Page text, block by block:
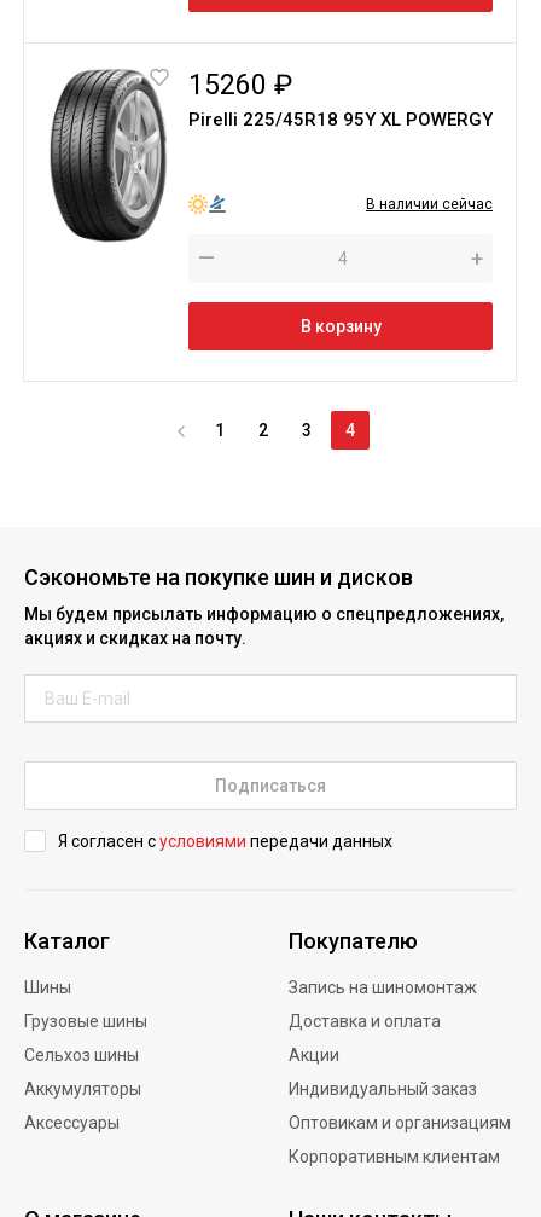
15260 ₽
Pirelli 225/45R18 95Y XL POWERGY
В наличии сейчас
— +
В корзину
1 2 3 4
Сэкономьте на покупке шин и дисков
Мы будем присылать информацию о спецпредложениях,
акциях и скидках на почту.
Подписаться
Я согласен сусловиями передачи данных
Каталог
Шины
Грузовые шины
Сельхоз шины
Аккумуляторы
Аксессуары
Покупателю
Запись на шиномонтаж
Доставка и оплата
Акции
Индивидуальный заказ
Оптовикам и организациям
Корпоративным клиентам